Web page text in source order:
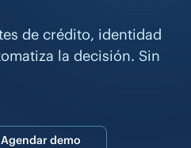
de crédito, identidad
la decisión. Sin
Agendar demo